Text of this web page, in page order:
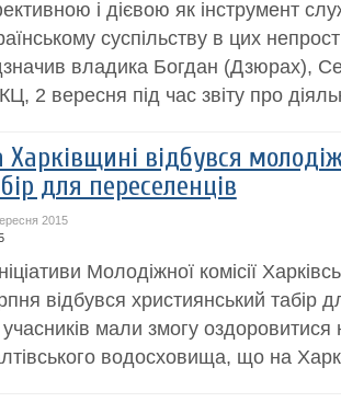
і дієвою як інструмент
суспільству в цих
владика Богдан (Дзюрах),
2 вересня під час звіту про
Харківщині відбувся
для переселенців
2015
Молодіжної комісії
відбувся християнський табір
мали змогу оздоровитися
водосховища, що на